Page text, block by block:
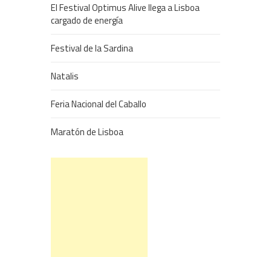
El Festival Optimus Alive llega a Lisboa
cargado de energía
Festival de la Sardina
Natalis
Feria Nacional del Caballo
Maratón de Lisboa